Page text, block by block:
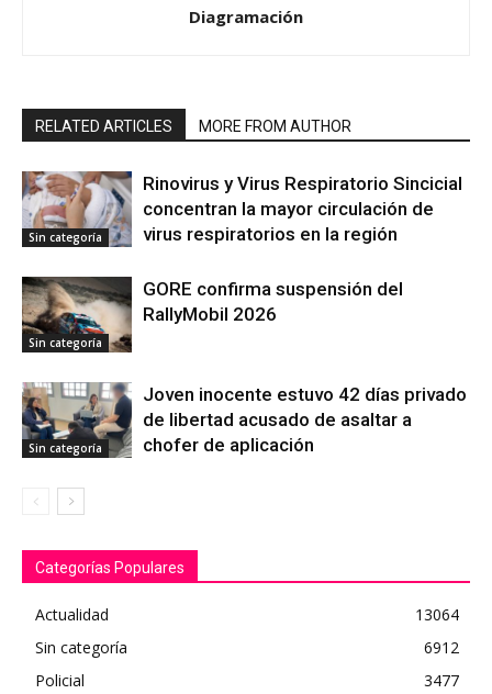
Diagramación
RELATED ARTICLES MORE FROM AUTHOR
Sin categoría
Rinovirus y Virus Respiratorio Sincicial
concentran la mayor circulación de
virus respiratorios en la región
Sin categoría
GORE confirma suspensión del
RallyMobil 2026
Sin categoría
Joven inocente estuvo 42 días privado
de libertad acusado de asaltar a
chofer de aplicación
Categorías Populares
Actualidad
13064
Sin categoría
6912
Policial
3477